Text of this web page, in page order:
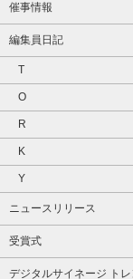
催事情報
編集員日記
T
O
R
K
Y
ニュースリリース
受賞式
デジタルサイネージ トレ